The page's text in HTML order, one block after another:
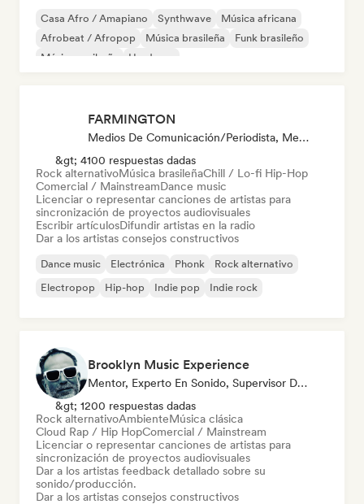
Casa Afro / Amapiano Synthwave
Música africana
Afrobeat / Afropop
Música brasileña
Funk brasileño
Música caribeña
Hardcore
FARMINGTON
Medios De Comunicación/Periodista, Mentor, Emisoras De Radio, Supervisor De Sincronización
&gt; 4100 respuestas dadas
Rock alternativoMúsica brasileñaChill / Lo-fi Hip-Hop
Comercial / MainstreamDance music
Licenciar o representar canciones de artistas para
sincronización de proyectos audiovisuales
Escribir artículosDifundir artistas en la radio
Dar a los artistas consejos constructivos
Dance music Electrónica Phonk
Rock alternativo
Electropop
Hip-hop Indie pop Indie rock
Brooklyn Music Experience
Mentor, Experto En Sonido, Supervisor De Sincronización
&gt; 1200 respuestas dadas
Rock alternativoAmbienteMúsica clásica
Cloud Rap / Hip HopComercial / Mainstream
Licenciar o representar canciones de artistas para
sincronización de proyectos audiovisuales
Dar a los artistas feedback detallado sobre su
sonido/producción.
Dar a los artistas consejos constructivos